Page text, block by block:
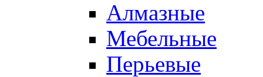
Алмазные
Мебельные
Перьевые